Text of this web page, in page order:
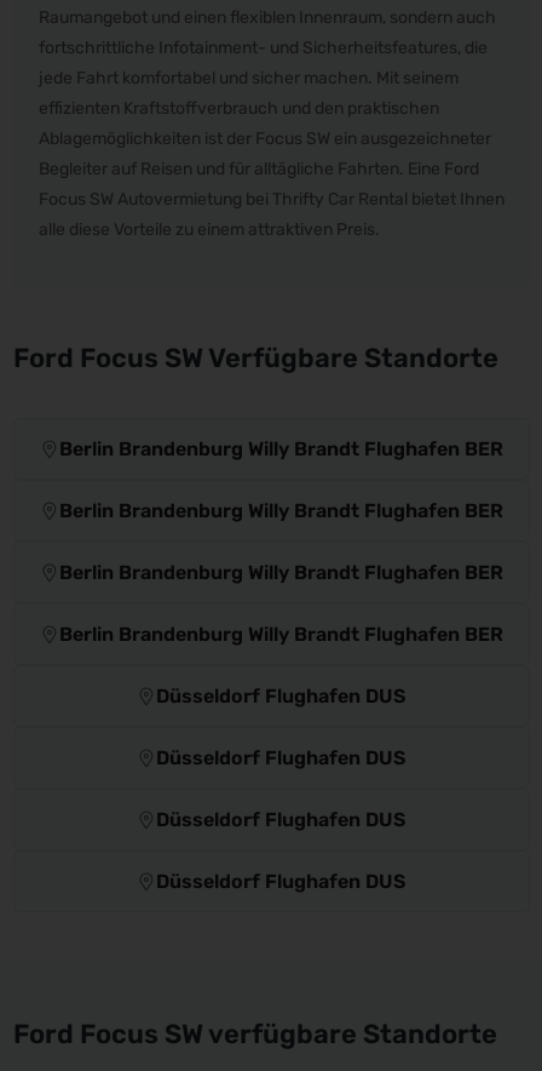
Raumangebot und einen flexiblen Innenraum, sondern auch
fortschrittliche Infotainment- und Sicherheitsfeatures, die
jede Fahrt komfortabel und sicher machen. Mit seinem
effizienten Kraftstoffverbrauch und den praktischen
Ablagemöglichkeiten ist der Focus SW ein ausgezeichneter
Begleiter auf Reisen und für alltägliche Fahrten. Eine Ford
Focus SW Autovermietung bei Thrifty Car Rental bietet Ihnen
alle diese Vorteile zu einem attraktiven Preis.
Ford Focus SW Verfügbare Standorte
Berlin Brandenburg Willy Brandt Flughafen BER
Berlin Brandenburg Willy Brandt Flughafen BER
Berlin Brandenburg Willy Brandt Flughafen BER
Berlin Brandenburg Willy Brandt Flughafen BER
Düsseldorf Flughafen DUS
Düsseldorf Flughafen DUS
Düsseldorf Flughafen DUS
Düsseldorf Flughafen DUS
Ford Focus SW verfügbare Standorte